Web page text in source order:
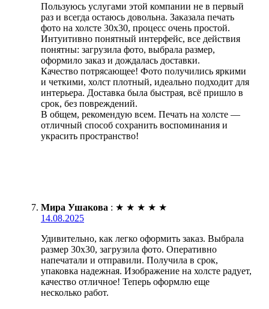
Пользуюсь услугами этой компании не в первый
раз и всегда остаюсь довольна. Заказала печать
фото на холсте 30х30, процесс очень простой.
Интуитивно понятный интерфейс, все действия
понятны: загрузила фото, выбрала размер,
оформило заказ и дождалась доставки.
Качество потрясающее! Фото получились яркими
и четкими, холст плотный, идеально подходит для
интерьера. Доставка была быстрая, всё пришло в
срок, без повреждений.
В общем, рекомендую всем. Печать на холсте —
отличный способ сохранить воспоминания и
украсить пространство!
Мира Ушакова : ★ ★ ★ ★ ★
14.08.2025
Удивительно, как легко оформить заказ. Выбрала
размер 30х30, загрузила фото. Оперативно
напечатали и отправили. Получила в срок,
упаковка надежная. Изображение на холсте радует,
качество отличное! Теперь оформлю еще
несколько работ.